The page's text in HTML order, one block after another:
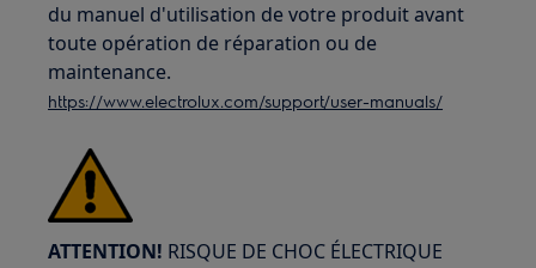
du manuel d'utilisation de votre produit avant
toute opération de réparation ou de
maintenance.
https://www.electrolux.com/support/user-manuals/
ATTENTION! RISQUE DE CHOC ÉLECTRIQUE